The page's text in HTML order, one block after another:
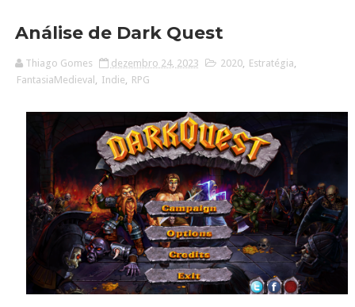
Análise de Dark Quest
Thiago Gomes dezembro 24, 2023 2020, Estratégia
FantasiaMedieval
Indie RPG